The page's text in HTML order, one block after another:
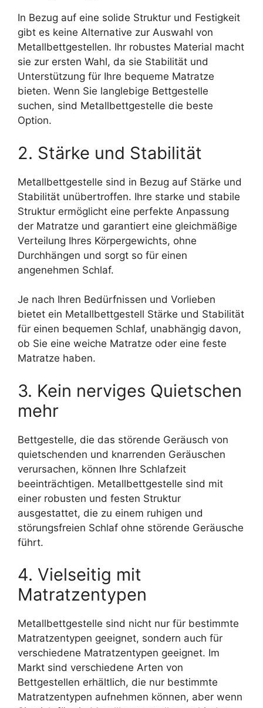
In Bezug auf eine solide Struktur und Festigkeit
gibt es keine Alternative zur Auswahl von
Metallbettgestellen. Ihr robustes Material macht
sie zur ersten Wahl, da sie Stabilität und
Unterstützung für Ihre bequeme Matratze
bieten. Wenn Sie langlebige Bettgestelle
suchen, sind Metallbettgestelle die beste
Option.
2. Stärke und Stabilität
Metallbettgestelle sind in Bezug auf Stärke und
Stabilität unübertroffen. Ihre starke und stabile
Struktur ermöglicht eine perfekte Anpassung
der Matratze und garantiert eine gleichmäßige
Verteilung Ihres Körpergewichts, ohne
Durchhängen und sorgt so für einen
angenehmen Schlaf.
Je nach Ihren Bedürfnissen und Vorlieben
bietet ein Metallbettgestell Stärke und Stabilität
für einen bequemen Schlaf, unabhängig davon,
ob Sie eine weiche Matratze oder eine feste
Matratze haben.
3. Kein nerviges Quietschen
mehr
Bettgestelle, die das störende Geräusch von
quietschenden und knarrenden Geräuschen
verursachen, können Ihre Schlafzeit
beeinträchtigen. Metallbettgestelle sind mit
einer robusten und festen Struktur
ausgestattet, die zu einem ruhigen und
störungsfreien Schlaf ohne störende Geräusche
führt.
4. Vielseitig mit
Matratzentypen
Metallbettgestelle sind nicht nur für bestimmte
Matratzentypen geeignet, sondern auch für
verschiedene Matratzentypen geeignet. Im
Markt sind verschiedene Arten von
Bettgestellen erhältlich, die nur bestimmte
Matratzentypen aufnehmen können, aber wenn